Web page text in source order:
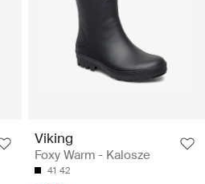
Viking
Foxy Warm - Kalosze
41 42